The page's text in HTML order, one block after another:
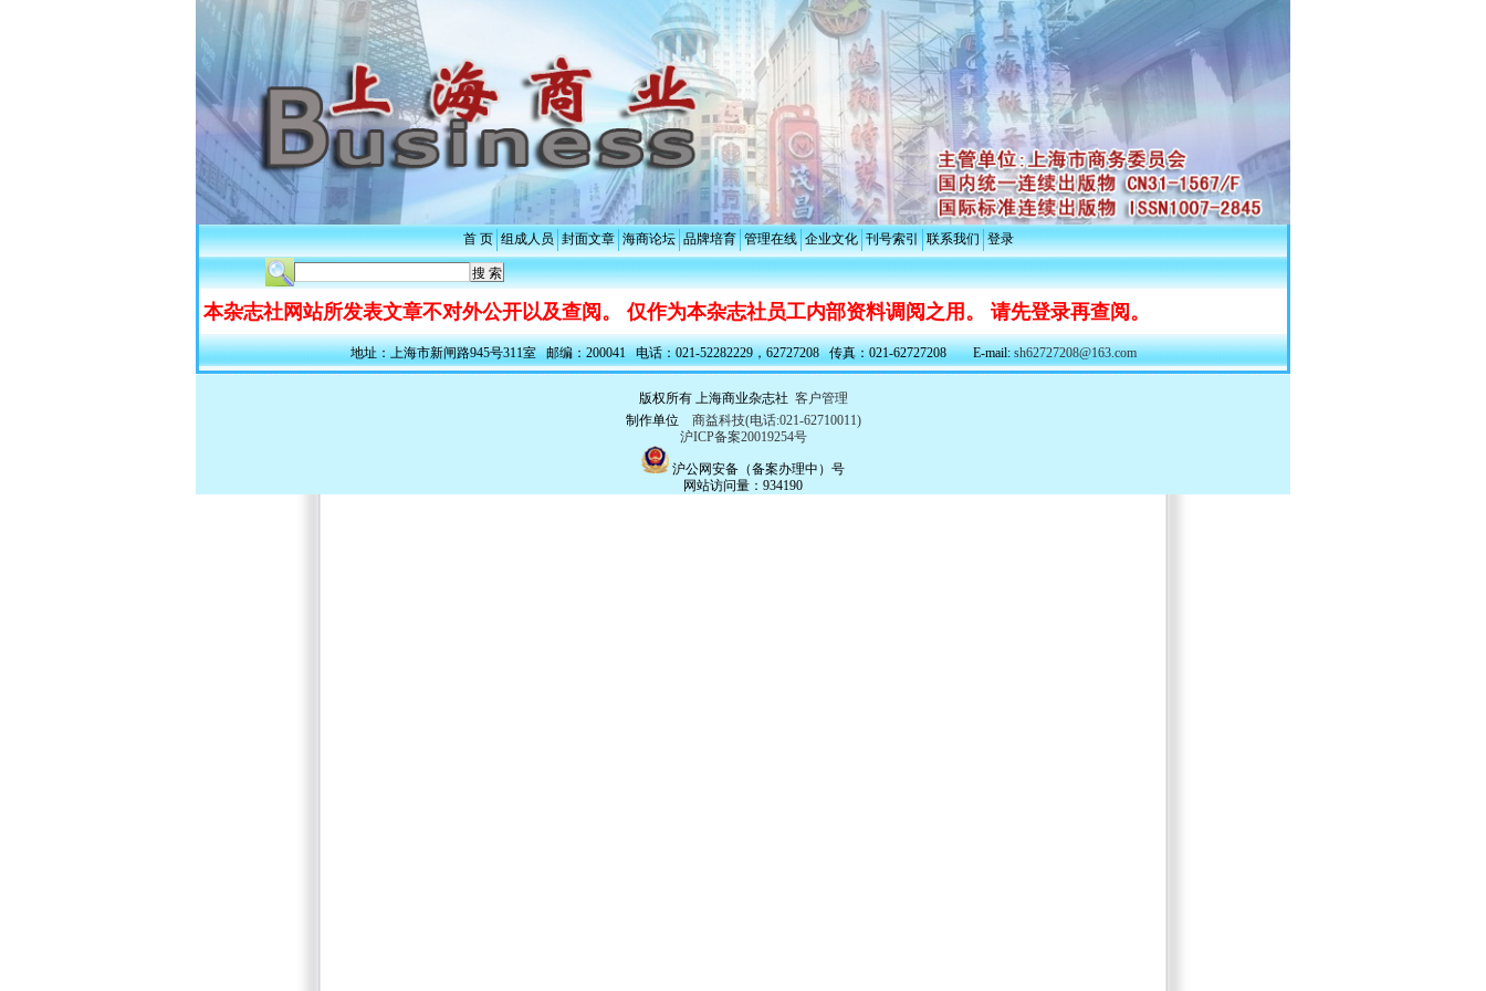
首 页 组成人员 封面文章 海商论坛 品牌培育 管理在线 企业文化 刊号索引 联系我们 登录
本杂志社网站所发表文章不对外公开以及查阅。 仅作为本杂志社员工内部资料调阅之用。 请先登录再查阅。
地址：上海市新闸路945号311室 邮编：200041 电话：021-52282229，62727208 传真：021-62727208 E-mail:sh62727208@163.com
版权所有 上海商业杂志社 客户管理
制作单位 商益科技(电话:021-62710011)
沪ICP备案20019254号
沪公网安备（备案办理中）号
网站访问量：934190